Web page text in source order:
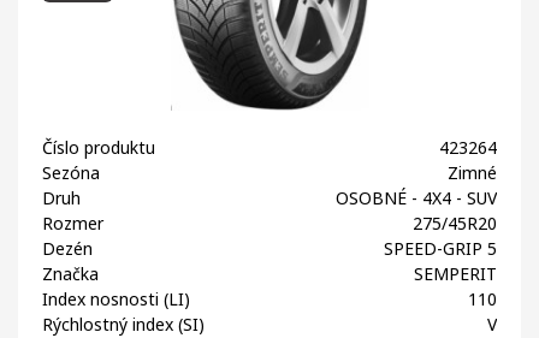
Číslo produktu
423264
Sezóna
Zimné
Druh
OSOBNÉ - 4X4 - SUV
Rozmer
275/45R20
Dezén
SPEED-GRIP 5
Značka
SEMPERIT
Index nosnosti (LI)
110
Rýchlostný index (SI)
V